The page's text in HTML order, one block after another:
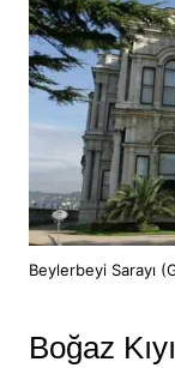
Beylerbeyi Sarayı
Boğaz